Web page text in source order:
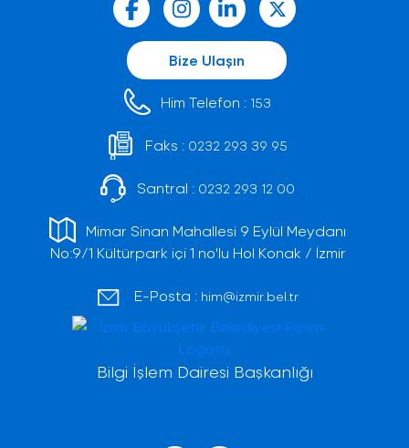
Bize Ulaşın
Him Telefon : 153
Faks : 0232 293 39 95
Santral : 0232 293 12 00
Mimar Sinan Mahallesi 9 Eylül Meydanı
No:9/1 Kültürpark içi 1 no'lu Hol Konak / İzmir
E-Posta : him@izmir.bel.tr
Bilgi İşlem Dairesi Başkanlığı